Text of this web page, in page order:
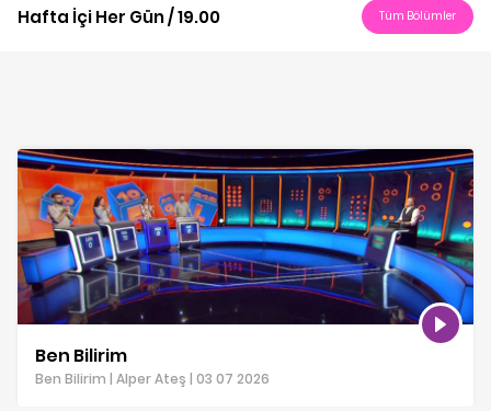
Hafta İçi Her Gün / 19.00 Tüm Bölümler
Ben Bilirim
Ben Bilirim | Alper Ateş | 03 07 2026